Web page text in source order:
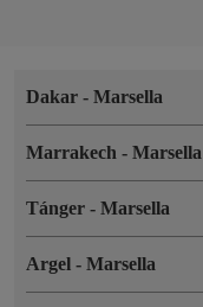
Dakar - Marsella
Marrakech - Marsella
Tánger - Marsella
Argel - Marsella